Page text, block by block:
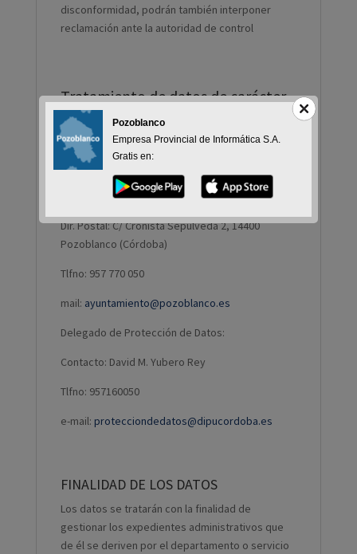
disconformidad, podrán también interponer
reclamación ante la autoridad de control
Tratamiento de datos de carácter
personal (Información Adicional)
Responsable del tratamiento de sus datos.
Entidad: Ayuntamiento de Pozoblanco
CIF: P-1405400A
Dir. Postal: C/ Cronista Sepúlveda 2, 14400
Pozoblanco (Córdoba)
Tlfno: 957 770 050
mail: ayuntamiento@pozoblanco.es
Delegado de Protección de Datos:
Contacto: David M. Yubero Rey
Tlfno: 957160050
e-mail: protecciondedatos@dipucordoba.es
FINALIDAD DE LOS DATOS
Los datos se tratarán con la finalidad de
gestionar los expedientes administrativos que
de él se deriven por el departamento o servicio
Pozoblanco
Empresa Provincial de Informática S.A.
Gratis en: